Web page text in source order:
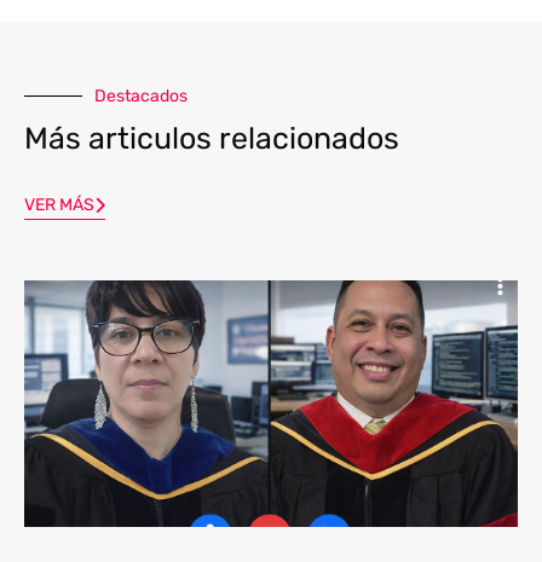
Destacados
Más articulos relacionados
VER MÁS